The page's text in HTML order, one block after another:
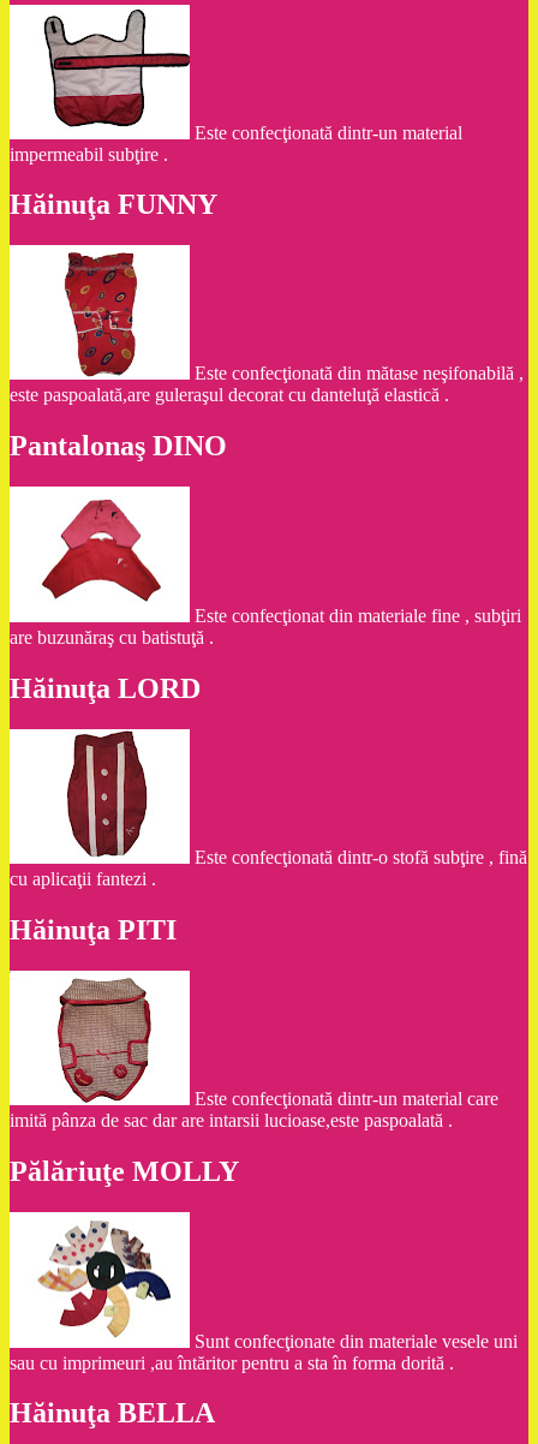
Este confecţionată dintr-un material
impermeabil subţire .
Hăinuţa FUNNY
Este confecţionată din mătase neşifonabilă ,
este paspoalată,are guleraşul decorat cu danteluţă elastică .
Pantalonaş DINO
Este confecţionat din materiale fine , subţiri
are buzunăraş cu batistuţă .
Hăinuţa LORD
Este confecţionată dintr-o stofă subţire , fină
cu aplicaţii fantezi .
Hăinuţa PITI
Este confecţionată dintr-un material care
imită pânza de sac dar are intarsii lucioase,este paspoalată .
Pălăriuţe MOLLY
Sunt confecţionate din materiale vesele uni
sau cu imprimeuri ,au întăritor pentru a sta în forma dorită .
Hăinuţa BELLA